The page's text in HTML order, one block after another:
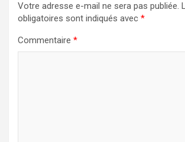
Votre adresse e-mail ne sera pas publiée.
obligatoires sont indiqués avec *
Commentaire *